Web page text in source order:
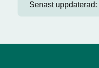
Senast uppdaterad: